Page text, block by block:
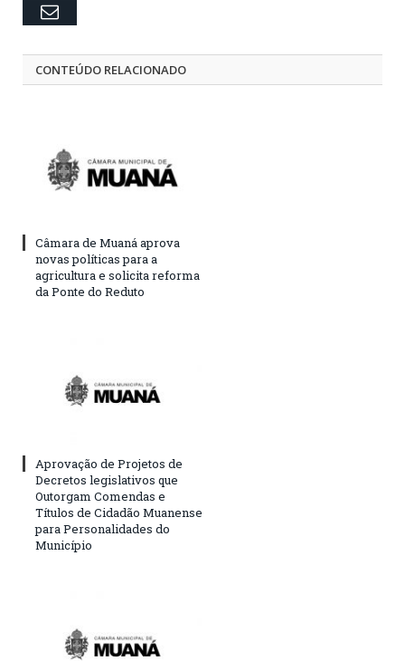
Email
CONTEÚDO RELACIONADO
Câmara de Muaná aprova
novas políticas para a
agricultura e solicita reforma
da Ponte do Reduto
Aprovação de Projetos de
Decretos legislativos que
Outorgam Comendas e
Títulos de Cidadão Muanense
para Personalidades do
Município